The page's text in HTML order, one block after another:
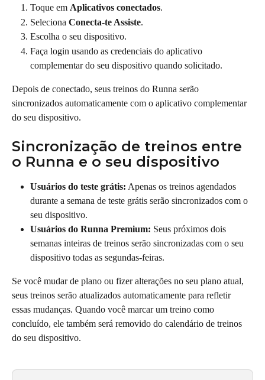
Toque em Aplicativos conectados.
Seleciona Conecta-te Assiste.
Escolha o seu dispositivo.
Faça login usando as credenciais do aplicativo
complementar do seu dispositivo quando solicitado.
Depois de conectado, seus treinos do Runna serão
sincronizados automaticamente com o aplicativo complementar
do seu dispositivo.
Sincronização de treinos entre
o Runna e o seu dispositivo
Usuários do teste grátis: Apenas os treinos agendados
durante a semana de teste grátis serão sincronizados com o
seu dispositivo.
Usuários do Runna Premium: Seus próximos dois
semanas inteiras de treinos serão sincronizadas com o seu
dispositivo todas as segundas-feiras.
Se você mudar de plano ou fizer alterações no seu plano atual,
seus treinos serão atualizados automaticamente para refletir
essas mudanças. Quando você marcar um treino como
concluído, ele também será removido do calendário de treinos
do seu dispositivo.